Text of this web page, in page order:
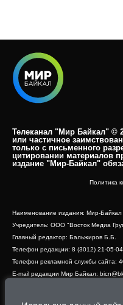
Телеканал "Мир Байкал" ©
или частичное
только с письменного
цитировании материалов
издание "Мир-Байкал"
Политика
Наименование издания: Мир-Байкал
Учредитель: ООО "Восток Медиа
Главный редактор: Бальжиров Б.Б.
Телефон редакции: 8 (3012) 21-05-04
Телефон рекламной службы сайта:
E-mail редакции Мир Байкал: